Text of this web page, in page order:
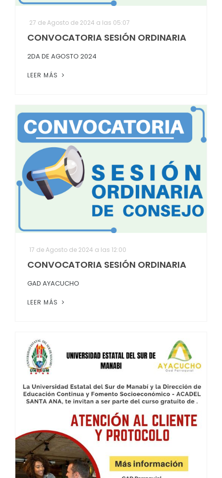
PRESUPUESTO: EJECUCIÓN Y REPORTES
Cédulas presupuestarias y balances
Procesos de contratación
Ejecución Presupuestaria
Obras y proyectos
27 de Agosto de 2024 a las 05:07
CONVOCATORIA SESIÓN ORDINARIA
2DA DE AGOSTO 2024
LEER MÁS
17 de Agosto de 2024 a las 12:00
CONVOCATORIA SESIÓN ORDINARIA
GAD AYACUCHO
LEER MÁS